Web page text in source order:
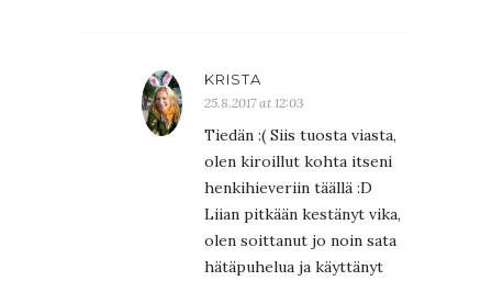
KRISTA
25.8.2017 at 12:03
Tiedän :( Siis tuosta viasta,
olen kiroillut kohta itseni
henkihieveriin täällä :D
Liian pitkään kestänyt vika,
olen soittanut jo noin sata
hätäpuhelua ja käyttänyt